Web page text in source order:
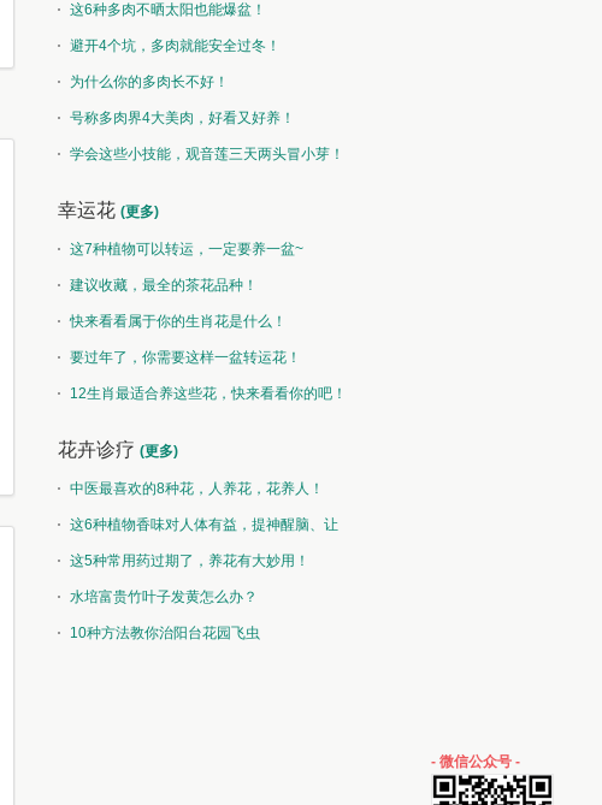
这6种多肉不晒太阳也能爆盆！
避开4个坑，多肉就能安全过冬！
为什么你的多肉长不好！
号称多肉界4大美肉，好看又好养！
学会这些小技能，观音莲三天两头冒小芽！
幸运花 (更多)
这7种植物可以转运，一定要养一盆~
建议收藏，最全的茶花品种！
快来看看属于你的生肖花是什么！
要过年了，你需要这样一盆转运花！
12生肖最适合养这些花，快来看看你的吧！
花卉诊疗 (更多)
中医最喜欢的8种花，人养花，花养人！
这6种植物香味对人体有益，提神醒脑、让
你睡的香、身体棒。
这5种常用药过期了，养花有大妙用！
水培富贵竹叶子发黄怎么办？
10种方法教你治阳台花园飞虫
- 微信公众号 -